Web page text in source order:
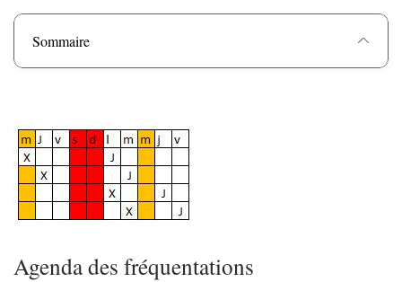
Sommaire
Agenda des fréquentations